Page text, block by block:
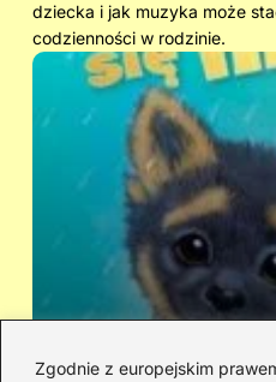
Zgodnie z europejskim
dziecka i jak muzyka może
codzienności w rodzinie.